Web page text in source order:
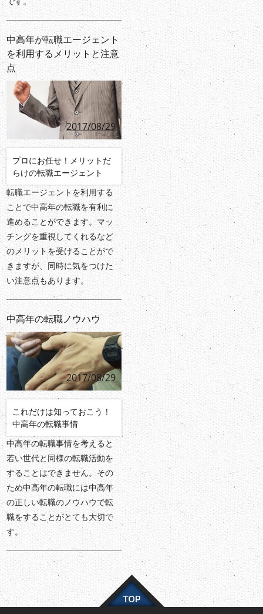
中高年が転職エージェント
を利用するメリットと注意
点
2017/08/29
プロにお任せ！メリットだ
らけの転職エージェント
転職エージェントを利用する
ことで中高年の転職を有利に
進めることができます。マッ
チングを重視してくれるなど
のメリットを受けることがで
きますが、同時に気をつけた
い注意点もあります。
中高年の転職ノウハウ
2017/08/29
これだけは知っておこう！
中高年の転職事情
中高年の転職事情を考えると
若い世代と同様の転職活動を
することはできません。その
ため中高年の転職には中高年
の正しい転職のノウハウで転
職をすることがとても大切で
す。